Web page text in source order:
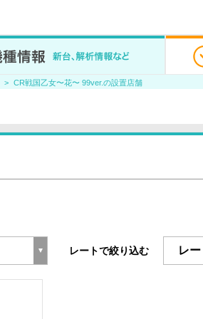
CR戦国乙女〜花〜 99ver.の設置店舗
レートで絞り込む